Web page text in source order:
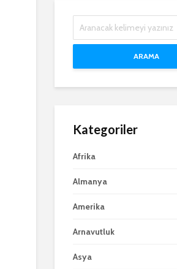
ARAMA
Kategoriler
Afrika
Almanya
Amerika
Arnavutluk
Asya